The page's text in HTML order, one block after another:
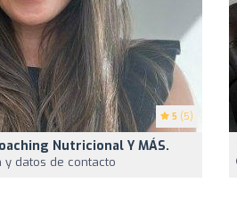
5 (5)
Nutricional Y MÁS.
y datos de contacto